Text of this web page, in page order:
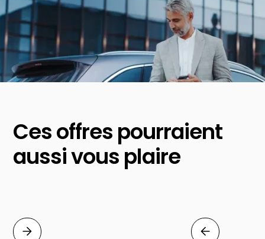
Ces offres pourraient
aussi vous plaire